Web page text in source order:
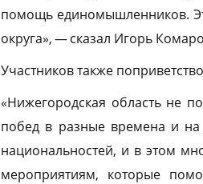
помощь единомышленников.
округа», — сказал Игорь
Участников также
«Нижегородская область не
побед в разные времена и на
национальностей, и в этом
мероприятиям, которые